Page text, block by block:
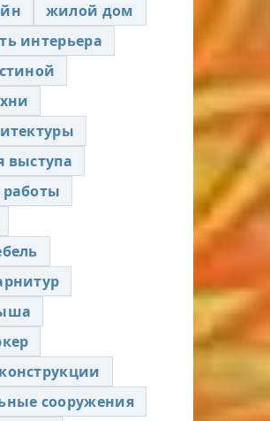
жилой дом
интерьера
выступа
сооружения